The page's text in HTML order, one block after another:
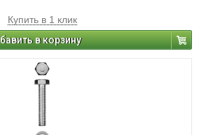
Купить в 1 клик
в корзину